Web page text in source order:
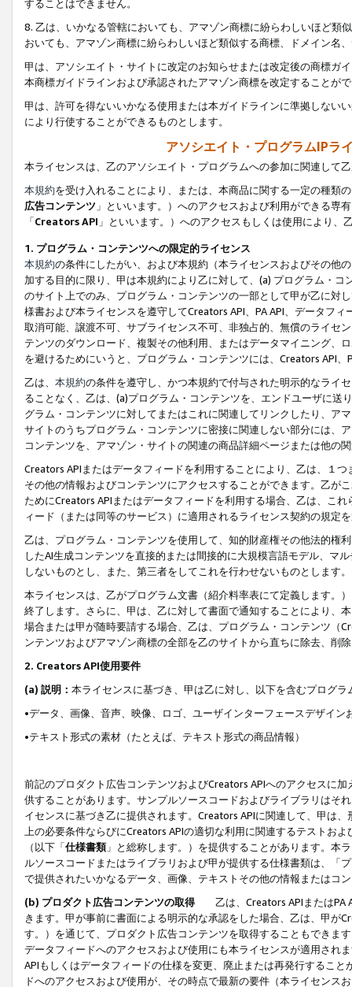
することはできません。
8. 乙は、いかなる管轄においても、アマゾン商標に紛らわしいほど類
おいても、アマゾン商標に紛らわしいほど類似する商標、ドメイン名
甲は、アソシエイト・サイトに改定のお知らせまたは改定後の商標ガ
本商標ガイドラインおよび承認されたアマゾン商標を改定することが
甲は、許可を得ないいかなる使用または本ガイドラインに準拠しない
により行使することができるものとします。
アソシエイト・プログラムIPラ
本ライセンスは、乙のアソシエイト・プログラムへの参加に関連して
本規約を受け入れることにより、または、本商品に関する一定の種類
広告コンテンツ 」といいます。）へのアクセスおよび利用ができる専
「Creators API 」といいます。）へのアクセスもしくは使用により
1. プログラム・コンテンツへの限定的ライセンス
本規約の条件にしたがい、および本規約（本ライセンスおよびその他
加する目的に限り、甲は本規約により乙に対して、(a) プログラム・
のサイト上でのみ、プログラム・コンテンツの一部として甲が乙に対
様書および本ライセンスを遵守してCreators API、PA API、データフ
取消可能、譲渡不可、サブライセンス不可、非独占的、無償のライセ
テンツのダウンロード、複製その他利用、またはデータマイニング、
を避けるためにいうと、プログラム・コンテンツには、Creators API
乙は、 本規約の条件を遵守し、かつ本規約で付与された明示的なライ
ることなく、乙は、(a)プログラム・コンテンツを、エンドユーザに
グラム・コンテンツに対してまたはこれに関連してリンクしたり、ア
サイトのうちプログラム・コンテンツに密接に関連しない部分には、
コンテンツを、アマゾン・サイトの関連の商品詳細ページまたは他の
Creators APIまたはデータフィードを利用することにより、乙は、１
その他の情報およびコンテンツにアクセスすることができます。乙が
ためにCreators APIまたはデータフィードを利用する場合、乙は、こ
ィード（または同等のサービス）に適用されるライセンス契約の規定
乙は、プログラム・コンテンツを使用して、知的財産権その他法的権
したAI生成コンテンツを直接的または間接的に大規模言語モデル、マ
しないものとし、また、第三者をしてこれを行わせないものとします。
本ライセンスは、乙がプログラム文書（紹介料率表にて定義します。
終了します。さらに、甲は、乙に対して書面で通知することにより、
場合または甲が随時要請する場合、乙は、プログラム・コンテンツ（
ンテンツおよびアマゾン商標の全部を乙のサイトから直ちに除去、削
2. Creators API使用要件
(a) 説明： 本ライセンスに基づき、甲は乙に対し、以下を含むプログ
•データ、画像、音声、映像、ロゴ、ユーザインターフェースデザイ
•テキスト形式の素材（たとえば、テキスト形式の商品情報）
前記のプロダクト広告コンテンツおよびCreators APIへのアクセスに
供することがあります。サンプルソースコードおよびライブラリはそ
イセンスに基づき乙に提供されます。Creators APIに関連して、甲は
上の必要条件ならびにCreators APIの適切な利用に関連するテストお
（以下「仕様書類」と総称します。）を提供することがあります。本
ルソースコードまたはライブラリおよび甲が提供する仕様書類は、「
で提供されたいかなるデータ、画像、テキストその他の情報またはコ
(b) プロダクト広告コンテンツの取得
乙は、Creators APIまたはPA
きます。甲が事前に書面による明示的な承認をした場合、乙は、甲が
す。）を通じて、プロダクト広告コンテンツを取得することもできま
データフィードへのアクセスおよび使用にも本ライセンスが適用され
APIもしくはデータフィードの仕様を変更、廃止または再発行するこ
ドへのアクセスおよび使用が、その時点で最新の要件（本ライセン